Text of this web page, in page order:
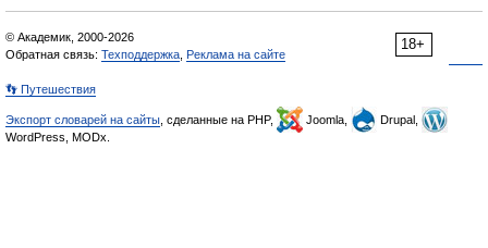
18+
© Академик, 2000-2026
Обратная связь: Техподдержка Реклама на сайте
👣 Путешествия
Экспорт словарей на сайты , сделанные на PHP, Joomla,
Drupal,
WordPress, MODx.